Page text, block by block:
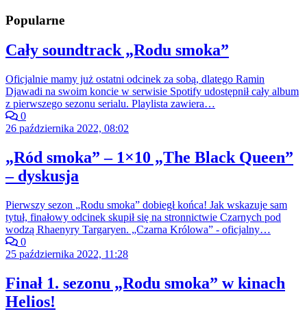
Popularne
Cały soundtrack „Rodu smoka”
Oficjalnie mamy już ostatni odcinek za sobą, dlatego Ramin
Djawadi na swoim koncie w serwisie Spotify udostępnił cały album
z pierwszego sezonu serialu. Playlista zawiera…
0
26 października 2022, 08:02
„Ród smoka” – 1×10 „The Black Queen”
– dyskusja
Pierwszy sezon „Rodu smoka” dobiegł końca! Jak wskazuje sam
tytuł, finałowy odcinek skupił się na stronnictwie Czarnych pod
wodzą Rhaenyry Targaryen. „Czarna Królowa” - oficjalny…
0
25 października 2022, 11:28
Finał 1. sezonu „Rodu smoka” w kinach
Helios!